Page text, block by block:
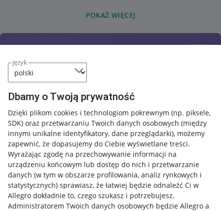
język
Dbamy o Twoją prywatność
Dzięki plikom cookies i technologiom pokrewnym (np. piksele,
SDK) oraz przetwarzaniu Twoich danych osobowych (między
innymi unikalne identyfikatory, dane przeglądarki), możemy
zapewnić, że dopasujemy do Ciebie wyświetlane treści.
Wyrażając zgodę na przechowywanie informacji na
urządzeniu końcowym lub dostęp do nich i przetwarzanie
danych (w tym w obszarze profilowania, analiz rynkowych i
statystycznych) sprawiasz, że łatwiej będzie odnaleźć Ci w
Allegro dokładnie to, czego szukasz i potrzebujesz.
Administratorem Twoich danych osobowych będzie Allegro a
POKAŻ WIĘCEJ